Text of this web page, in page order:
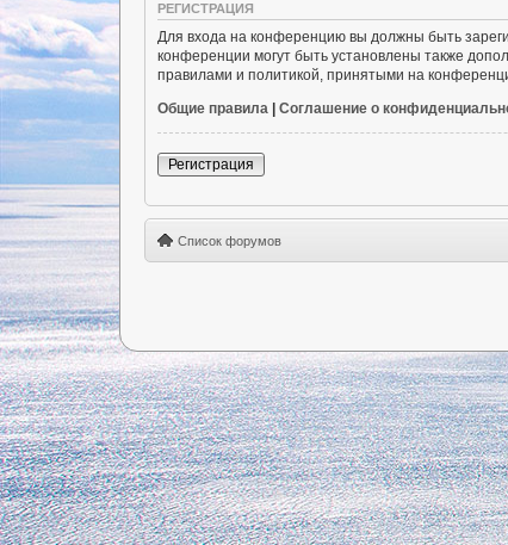
РЕГИСТРАЦИЯ
Для входа на конференцию вы должны быть
конференции могут быть установлены также
правилами и политикой, принятыми на
Общие правила | Соглашение о
Регистрация
Список форумов